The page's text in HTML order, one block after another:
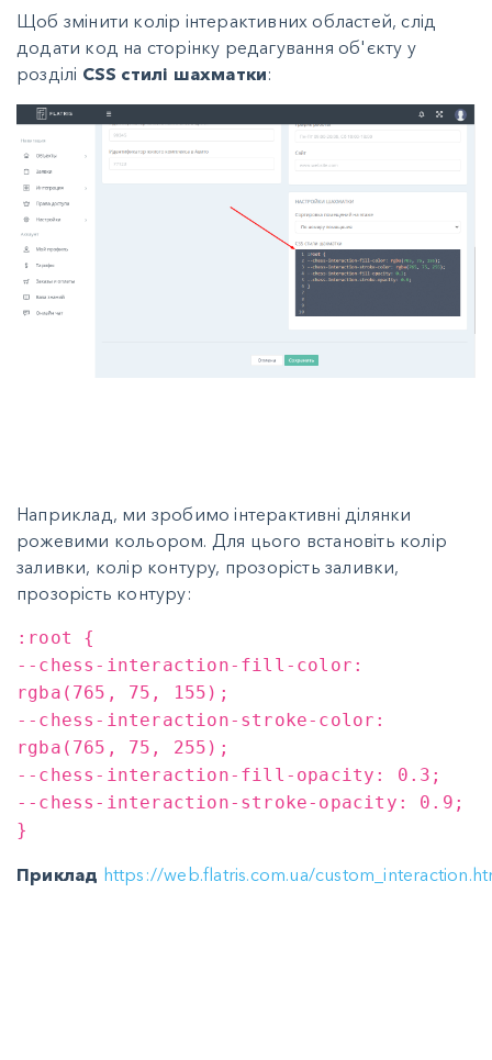
Щоб змінити колір інтерактивних областей, слід
додати код на сторінку редагування об'єкту у
розділі CSS стилі шахматки:
Наприклад, ми зробимо інтерактивні ділянки
рожевими кольором. Для цього встановіть колір
заливки, колір контуру, прозорість заливки,
прозорість контуру:
:root {
--chess-interaction-fill-color:
rgba(765, 75, 155);
--chess-interaction-stroke-color:
rgba(765, 75, 255);
--chess-interaction-fill-opacity: 0.3;
--chess-interaction-stroke-opacity: 0.9;
}
Приклад https://web.flatris.com.ua/